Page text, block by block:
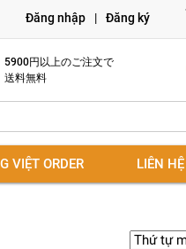
Đăng nhập | Đăng ký
5900円以上のご注文で
送料無料
VIỆT ORDER LIÊN HỆ